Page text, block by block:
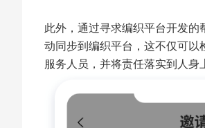
此外，通过寻求编织平台开发
动同步到编织平台，这不仅可
服务人员，并将责任落实到人身